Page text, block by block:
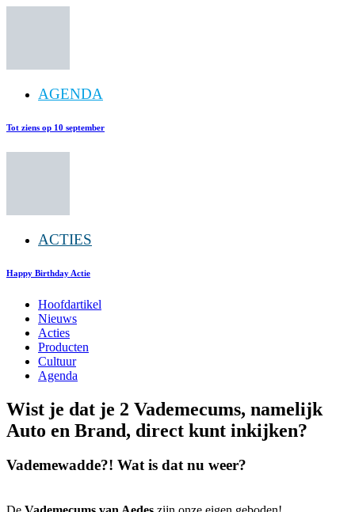
AGENDA
Tot ziens op 10 september
ACTIES
Happy Birthday Actie
Hoofdartikel
Nieuws
Acties
Producten
Cultuur
Agenda
Wist je dat je 2 Vademecums, namelijk
Auto en Brand, direct kunt inkijken?
Vademewadde?! Wat is dat nu weer?